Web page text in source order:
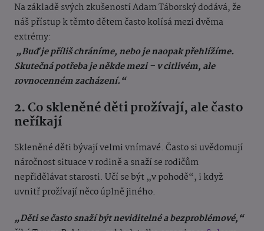
Na základě svých zkušeností Adam Táborský dodává, že
náš přístup k těmto dětem často kolísá mezi dvěma
extrémy:
„Buď je příliš chráníme, nebo je naopak přehlížíme.
Skutečná potřeba je někde mezi – v citlivém, ale
rovnocenném zacházení.“
2. Co skleněné děti prožívají, ale často
neříkají
Skleněné děti bývají velmi vnímavé. Často si uvědomují
náročnost situace v rodině a snaží se rodičům
nepřidělávat starosti. Učí se být „v pohodě“, i když
uvnitř prožívají něco úplně jiného.
„Děti se často snaží být neviditelné a bezproblémové,“